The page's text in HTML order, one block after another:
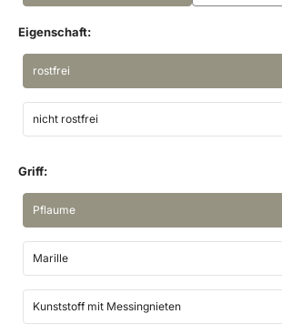
Eigenschaft:
rostfrei
nicht rostfrei
Griff:
Pflaume
Marille
Kunststoff mit Messingnieten